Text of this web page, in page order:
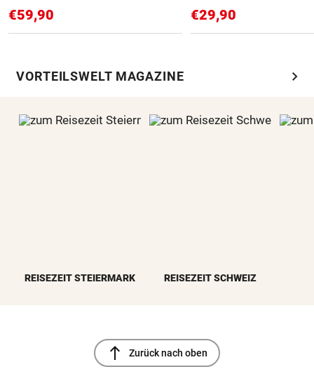
€59,90 €29,90
VORTEILSWELT MAGAZINE chevron_right
REISEZEIT STEIERMARK REISEZEIT SCHWEIZ
north Zurück nach oben